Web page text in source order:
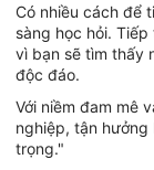
Có nhiều cách để
sàng học hỏi.
vì bạn sẽ tìm thấy
độc đáo.
Với niềm đam mê
nghiệp, tận
trọng."